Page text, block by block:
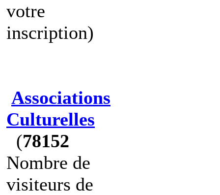
votre
inscription)
Associations
Culturelles
(78152
Nombre de
visiteurs de